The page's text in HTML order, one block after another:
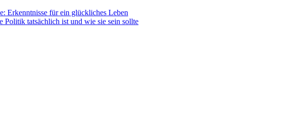
Erkenntnisse für ein glückliches Leben
Politik tatsächlich ist und wie sie sein sollte